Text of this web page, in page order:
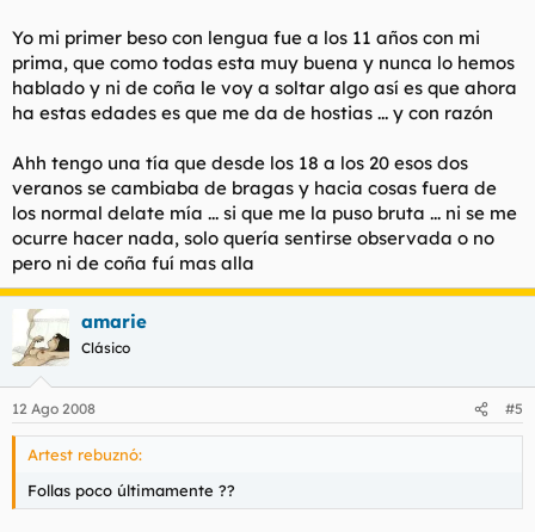
Yo mi primer beso con lengua fue a los 11 años con mi
prima, que como todas esta muy buena y nunca lo hemos
hablado y ni de coña le voy a soltar algo así es que ahora
ha estas edades es que me da de hostias ... y con razón
Ahh tengo una tía que desde los 18 a los 20 esos dos
veranos se cambiaba de bragas y hacia cosas fuera de
los normal delate mía ... si que me la puso bruta ... ni se me
ocurre hacer nada, solo quería sentirse observada o no
pero ni de coña fuí mas alla
amarie
Clásico
12 Ago 2008 #5
Artest rebuznó:
Follas poco últimamente ??